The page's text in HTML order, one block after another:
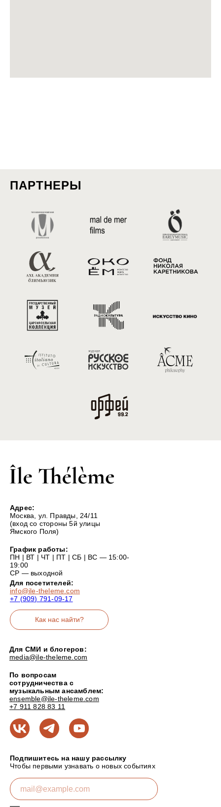
ПАРТНЕРЫ
Адрес:
Москва, ул. Правды, 24/11
(вход со стороны 5й улицы
Ямского Поля)
График работы:
ПН | ВТ | ЧТ | ПТ | СБ | ВС — 15:00-
19:00
СР — выходной
Для посетителей:
info@ile-theleme.com
+7 (909) 791-09-17
Для СМИ и блогеров:
media@ile-theleme.com
Подпишитесь на нашу рассылку
Чтобы первыми узнавать о новых событиях
По вопросам
сотрудничества с
музыкальным ансамблем:
ensemble@ile-theleme.com
+7 911 828 83 11
Как нас найти?